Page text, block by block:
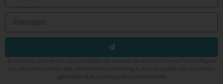
En entrant votre email vous acceptez de recevoir les emails d’Amiral Technologies
qui peuvent contenir des informations marketing & vous acceptez nos conditions
générales et la politique de confidentialité